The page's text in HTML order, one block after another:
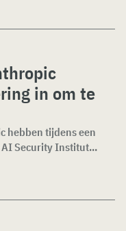
in om te
hebben tijdens een
Security Institut...